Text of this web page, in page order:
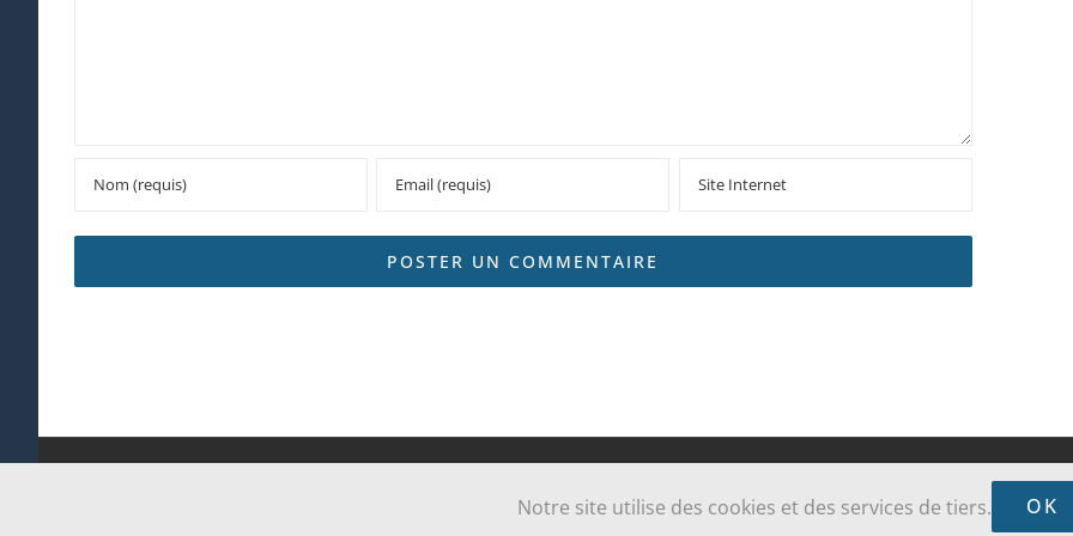
Tous droits réservés Paroisse Sainte-Jeanne-Jugan des Grèves - Cancale - Saint-Coulomb | Réalisé par
Notre site utilise des cookies et des services de tiers. OK